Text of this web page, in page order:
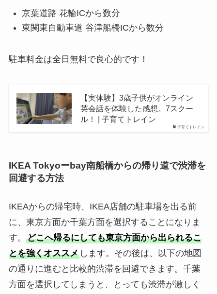
京葉道路 花輪ICから数分
東関東自動車道 谷津船橋ICから数分
駐車料金は全日無料で良心的です！
子育てトレイン
【実体験】3歳子供がオンライン
英会話を体験した感想。7スクー
ル！ | 子育てトレイン
IKEA Tokyoーbay南船橋からの帰り道で渋滞を
回避する方法
IKEAからの帰宅時、IKEA店舗の駐車場を出る前
に、東京方面か千葉方面を選択することになりま
す。 どこへ帰るにしても東京方面から出られるこ
とを強くオススメします。その後は、以下の地図
の通りに進むと比較的渋滞を回避できます。千葉
方面を選択してしまうと、とっても渋滞が激しく